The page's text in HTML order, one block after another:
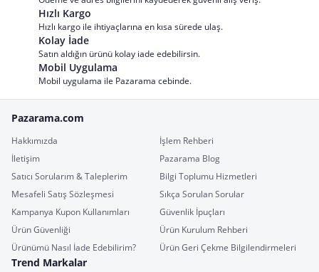
Hızlı Kargo
Hızlı kargo ile ihtiyaçlarına en kısa sürede ulaş.
Kolay İade
Satın aldığın ürünü kolay iade edebilirsin.
Mobil Uygulama
Mobil uygulama ile Pazarama cebinde.
Pazarama.com
Hakkımızda
İşlem Rehberi
İletişim
Pazarama Blog
Satıcı Sorularım & Taleplerim
Bilgi Toplumu Hizmetleri
Mesafeli Satış Sözleşmesi
Sıkça Sorulan Sorular
Kampanya Kupon Kullanımları
Güvenlik İpuçları
Ürün Güvenliği
Ürün Kurulum Rehberi
Ürünümü Nasıl İade Edebilirim?
Ürün Geri Çekme Bilgilendirmeleri
Trend Markalar